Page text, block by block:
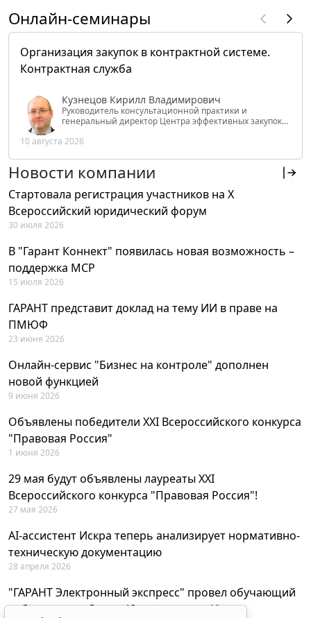
Онлайн-семинары
Организация закупок в контрактной системе.
Контрактная служба
Кузнецов Кирилл Владимирович
Руководитель консультационной практики и
генеральный директор Центра эффективных закупок
РФ
10 августа 2026
Новости компании
Стартовала регистрация участников на X
Всероссийский юридический форум
30 июля 2026
В "Гарант Коннект" появилась новая возможность –
поддержка MCP
15 июля 2026
ГАРАНТ представит доклад на тему ИИ в праве на
ПМЮФ
23 июня 2026
Онлайн-сервис "Бизнес на контроле" дополнен
новой функцией
9 июня 2026
Объявлены победители XXI Всероссийского конкурса
"Правовая Россия"
1 июня 2026
29 мая будут объявлены лауреаты XXI
Всероссийского конкурса "Правовая Россия"!
27 мая 2026
AI-ассистент Искра теперь анализирует нормативно-
техническую документацию
28 апреля 2026
"ГАРАНТ Электронный экспресс" провел обучающий
вебинар по работе с AI-ассистентом Искра